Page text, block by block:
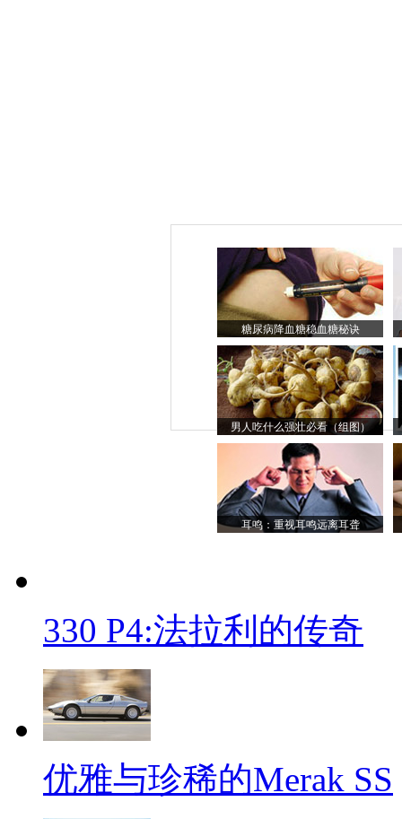
糖尿病降血糖稳血糖秘诀
男人吃什么强壮必看（组图）
耳鸣：重视耳鸣远离耳聋
330 P4:法拉利的传奇
优雅与珍稀的Merak SS